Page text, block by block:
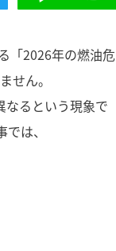
「2026年の燃油危
せん。
なるという現象で
は、